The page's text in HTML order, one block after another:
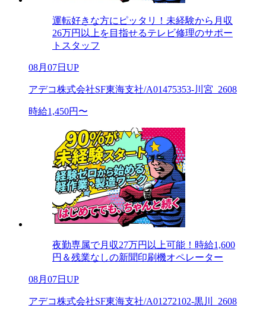
運転好きな方にピッタリ！未経験から月収
26万円以上を目指せるテレビ修理のサポー
トスタッフ
08月07日UP
アデコ株式会社SF東海支社/A01475353-川宮_2608
時給1,450円〜
夜勤専属で月収27万円以上可能！時給1,600
円＆残業なしの新聞印刷機オペレーター
08月07日UP
アデコ株式会社SF東海支社/A01272102-黒川_2608